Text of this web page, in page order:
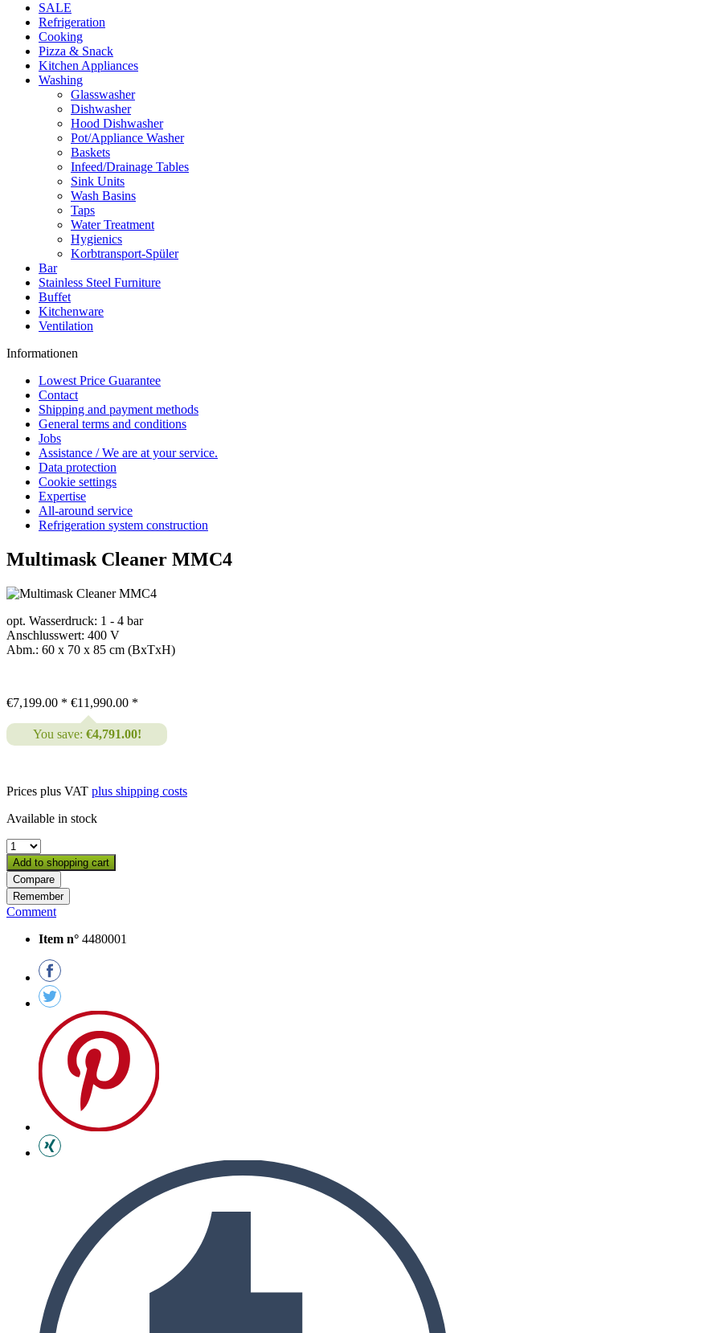
SALE
Refrigeration
Cooking
Pizza & Snack
Kitchen Appliances
Washing
Glasswasher
Dishwasher
Hood Dishwasher
Pot/Appliance Washer
Baskets
Infeed/Drainage Tables
Sink Units
Wash Basins
Taps
Water Treatment
Hygienics
Korbtransport-Spüler
Bar
Stainless Steel Furniture
Buffet
Kitchenware
Ventilation
Informationen
Lowest Price Guarantee
Contact
Shipping and payment methods
General terms and conditions
Jobs
Assistance / We are at your service.
Data protection
Cookie settings
Expertise
All-around service
Refrigeration system construction
Multimask Cleaner MMC4
opt. Wasserdruck: 1 - 4 bar
Anschlusswert: 400 V
Abm.: 60 x 70 x 85 cm (BxTxH)
€7,199.00 * €11,990.00 *
You save: €4,791.00!
Prices plus VAT plus shipping costs
Available in stock
Add to shopping cart
Compare
Remember
Comment
Item n° 4480001